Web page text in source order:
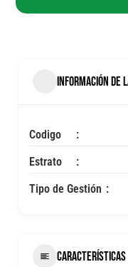
INFORMACIÓN DE
Codigo
Estrato
Tipo de Gestión